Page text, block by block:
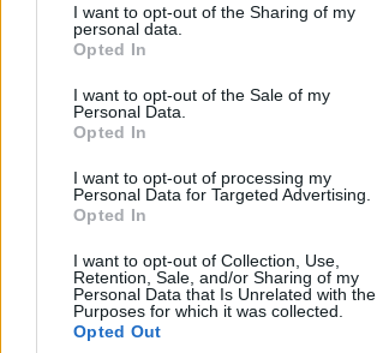
I want to opt-out of the Sharing of my
personal data.
Opted In
I want to opt-out of the Sale of my
Personal Data.
Opted In
I want to opt-out of processing my
Personal Data for Targeted Advertising.
Opted In
I want to opt-out of Collection, Use,
Retention, Sale, and/or Sharing of my
Personal Data that Is Unrelated with the
Purposes for which it was collected.
Opted Out
Sütibeállítások
Médiatér
Liget
Krónika
Bihari Napló